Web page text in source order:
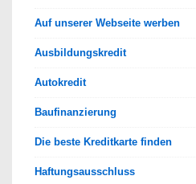
Auf unserer Webseite werben
Ausbildungskredit
Autokredit
Baufinanzierung
Die beste Kreditkarte finden
Haftungsausschluss